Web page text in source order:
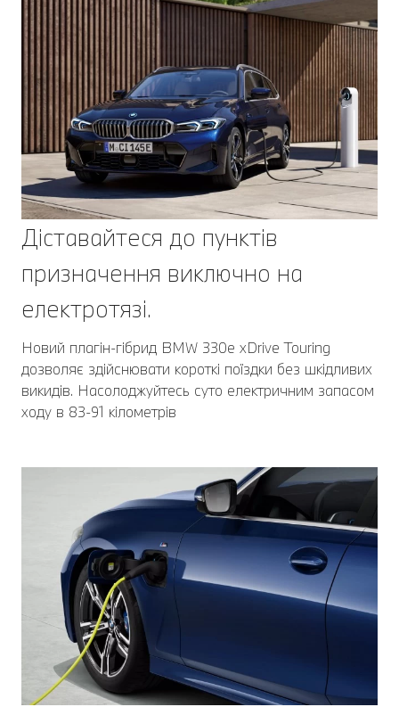
Діставайтеся до пунктів
призначення виключно на
електротязі.
Новий плагін-гібрид BMW 330e xDrive Touring
дозволяє здійснювати короткі поїздки без шкідливих
викидів. Насолоджуйтесь суто електричним запасом
ходу в 83-91 кілометрів